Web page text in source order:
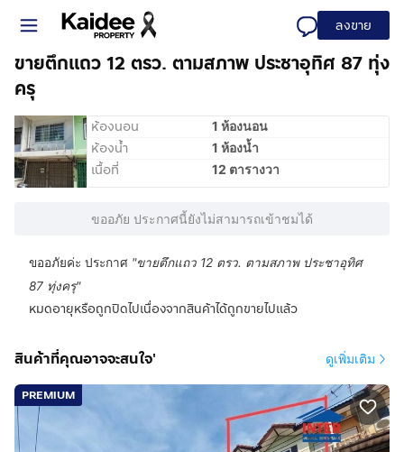
ลงขาย
ขายตึกแถว 12 ตรว. ตามสภาพ ประชาอุทิศ 87 ทุ่ง
ครุ
ห้องนอน 1 ห้องนอน
ห้องน้ำ 1 ห้องน้ำ
เนื้อที่ 12 ตารางวา
ขออภัย ประกาศนี้ยังไม่สามารถเข้าชมได้
ขออภัยค่ะ ประกาศ "ขายตึกแถว 12 ตรว. ตามสภาพ ประชาอุทิศ
87 ทุ่งครุ"
หมดอายุหรือถูกปิดไปเนื่องจากสินค้าได้ถูกขายไปแล้ว
สินค้าที่คุณอาจจะสนใจ' ดูเพิ่มเติม
PREMIUM